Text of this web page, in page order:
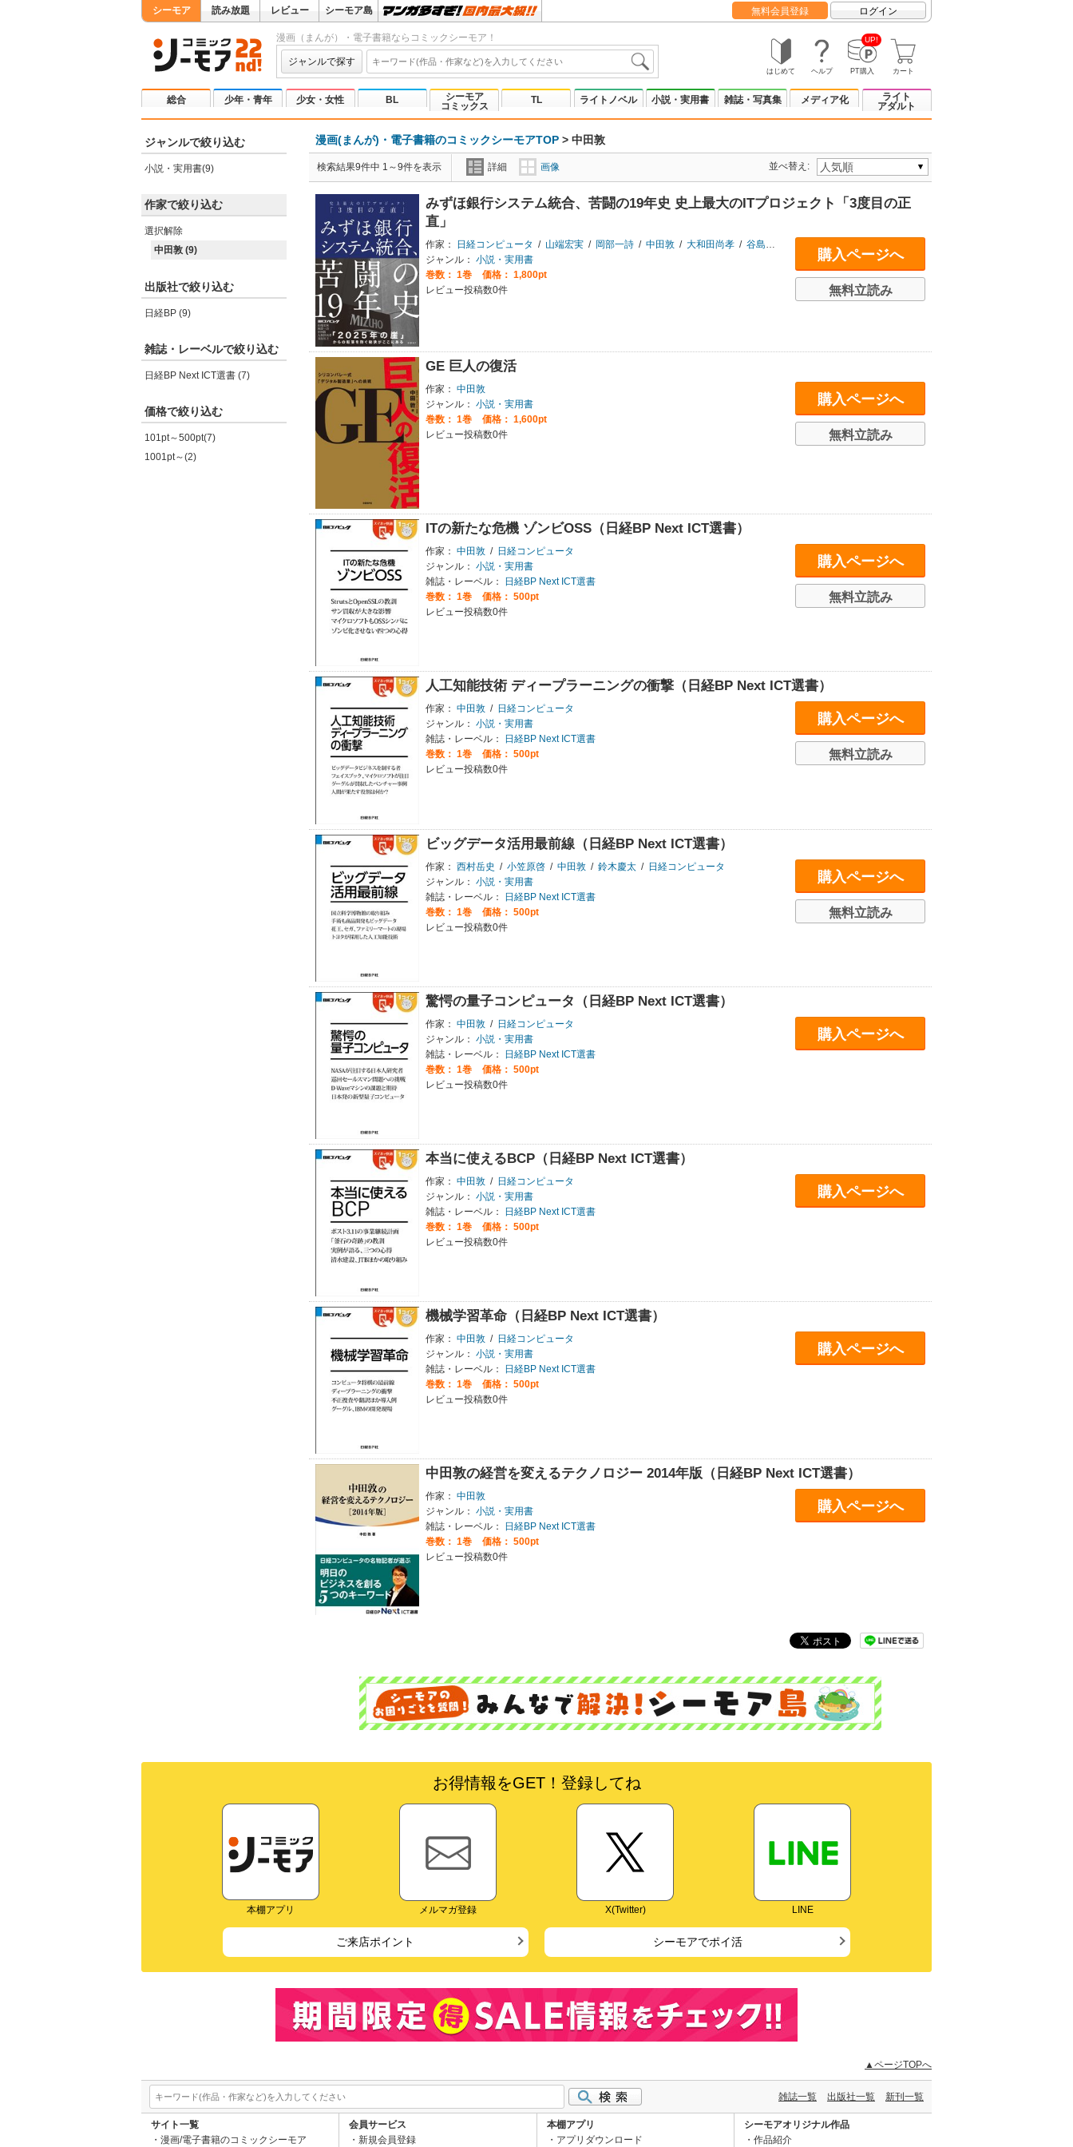
シーモア 読み放題 レビュー シーモア島 無料会員登録 ログイン
漫画（まんが）・電子書籍ならコミックシーモア！
ジャンルで探す
はじめて ヘルプ
UP!
PT購入 カート
総合 少年・青年 少女・女性 BL
シーモア
コミックス
TL ライトノベル 小説・実用書 雑誌・写真集 メディア化
ライト
アダルト
ジャンルで絞り込む
小説・実用書(9)
作家で絞り込む
選択解除
中田敦 (9)
出版社で絞り込む
日経BP (9)
雑誌・レーベルで絞り込む
日経BP Next ICT選書 (7)
価格で絞り込む
101pt～500pt(7)
1001pt～(2)
漫画(まんが)・電子書籍のコミックシーモアTOP > 中田敦
検索結果9件中 1～9件を表示 詳細 画像 並べ替え:
みずほ銀行システム統合、苦闘の19年史 史上最大のITプロジェクト「3度目の正
直」
作家： 日経コンピュータ / 山端宏実 / 岡部一詩 / 中田敦 / 大和田尚孝 / 谷島宣之
ジャンル： 小説・実用書
巻数： 1巻
価格： 1,800pt
レビュー投稿数0件
購入ページへ
無料立読み
GE 巨人の復活
作家： 中田敦
ジャンル： 小説・実用書
巻数： 1巻
価格： 1,600pt
レビュー投稿数0件
購入ページへ
無料立読み
ITの新たな危機 ゾンビOSS（日経BP Next ICT選書）
作家： 中田敦 /
日経コンピュータ
ジャンル： 小説・実用書
雑誌・レーベル：
日経BP Next ICT選書
巻数： 1巻
価格： 500pt
レビュー投稿数0件
購入ページへ
無料立読み
人工知能技術 ディープラーニングの衝撃（日経BP Next ICT選書）
作家： 中田敦 /
日経コンピュータ
ジャンル： 小説・実用書
雑誌・レーベル：
日経BP Next ICT選書
巻数： 1巻
価格： 500pt
レビュー投稿数0件
購入ページへ
無料立読み
ビッグデータ活用最前線（日経BP Next ICT選書）
作家： 西村岳史 / 小笠原啓 / 中田敦 / 鈴木慶太 /
日経コンピュータ
ジャンル： 小説・実用書
雑誌・レーベル：
日経BP Next ICT選書
巻数： 1巻
価格： 500pt
レビュー投稿数0件
購入ページへ
無料立読み
驚愕の量子コンピュータ（日経BP Next ICT選書）
作家： 中田敦 /
日経コンピュータ
ジャンル： 小説・実用書
雑誌・レーベル：
日経BP Next ICT選書
巻数： 1巻
価格： 500pt
レビュー投稿数0件
購入ページへ
本当に使えるBCP（日経BP Next ICT選書）
作家： 中田敦 /
日経コンピュータ
ジャンル： 小説・実用書
雑誌・レーベル：
日経BP Next ICT選書
巻数： 1巻
価格： 500pt
レビュー投稿数0件
購入ページへ
機械学習革命（日経BP Next ICT選書）
作家： 中田敦 /
日経コンピュータ
ジャンル： 小説・実用書
雑誌・レーベル：
日経BP Next ICT選書
巻数： 1巻
価格： 500pt
レビュー投稿数0件
購入ページへ
中田敦の経営を変えるテクノロジー 2014年版（日経BP Next ICT選書）
作家： 中田敦
ジャンル： 小説・実用書
雑誌・レーベル：
日経BP Next ICT選書
巻数： 1巻
価格： 500pt
レビュー投稿数0件
購入ページへ
お得情報をGET！登録してね
本棚アプリ メルマガ登録 X(Twitter) LINE
ご来店ポイント シーモアでポイ活
▲ページTOPへ
雑誌一覧 出版社一覧 新刊一覧
サイト一覧
漫画/電子書籍のコミックシーモア
会員サービス
新規会員登録
本棚アプリ
アプリダウンロード
シーモアオリジナル作品
作品紹介